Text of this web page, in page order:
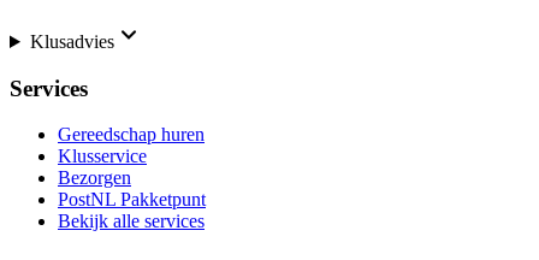
Klusadvies
Services
Gereedschap huren
Klusservice
Bezorgen
PostNL Pakketpunt
Bekijk alle services